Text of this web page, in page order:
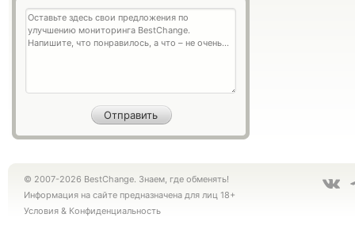
© 2007-2026 BestChange. Знаем, где обменять!
Информация на сайте предназначена для лиц 18+
Условия & Конфиденциальность